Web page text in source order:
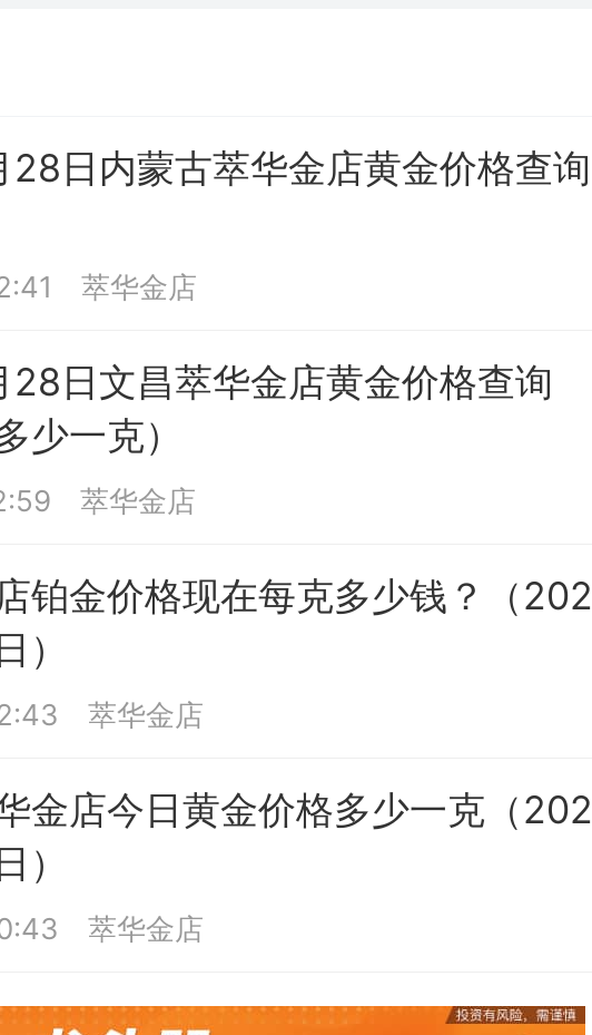
日内蒙古萃华金店黄金价格查询
萃华金店
日文昌萃华金店黄金价格查询
少一克）
萃华金店
铂金价格现在每克多少钱？（202
）
萃华金店
金店今日黄金价格多少一克（202
）
萃华金店